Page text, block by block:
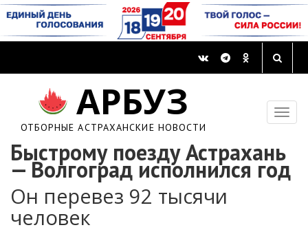
АРБУЗ
ОТБОРНЫЕ АСТРАХАНСКИЕ НОВОСТИ
Быстрому поезду Астрахань
— Волгоград исполнился год
Он перевез 92 тысячи
человек